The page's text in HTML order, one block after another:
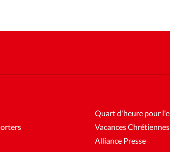
Quart d'heure pour
Vacances Chrétiennes
Alliance Presse